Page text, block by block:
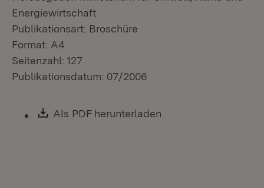
Energiewirtschaft
Publikationsart: Broschüre
Format: A4
Seitenzahl: 127
Publikationsdatum: 07/2006
Download:
Als PDF herunterladen